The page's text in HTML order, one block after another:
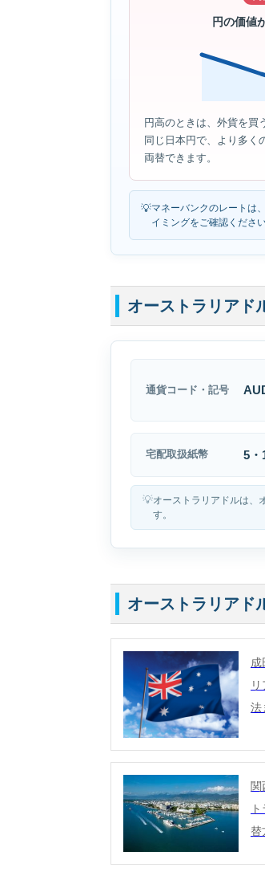
円の価値
円高のときは、外貨を買
同じ日本円で、より多く
両替できます。
💡マネーバンクのレートは
イミングをご確認ください
オーストラリアド
通貨コード・記号
宅配取扱紙幣 5・
💡オーストラリアドルは、
す。
オーストラリアド
成
法
関
替